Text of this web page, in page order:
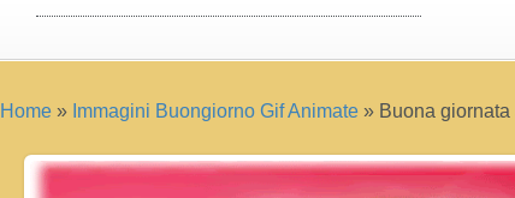
Home » Immagini Buongiorno Gif Animate » Buona giornata